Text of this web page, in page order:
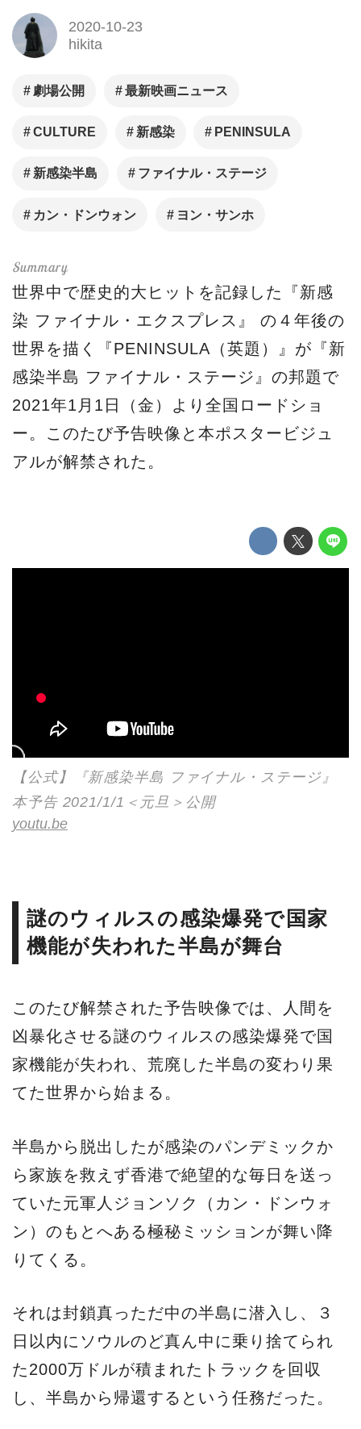
2020-10-23
hikita
劇場公開 最新映画ニュース
CULTURE 新感染 PENINSULA
新感染半島 ファイナル・ステージ
カン・ドンウォン ヨン・サンホ
世界中で歴史的大ヒットを記録した『新感
染 ファイナル・エクスプレス』 の４年後の
世界を描く『PENINSULA（英題）』が『新
感染半島 ファイナル・ステージ』の邦題で
2021年1月1日（金）より全国ロードショ
ー。このたび予告映像と本ポスタービジュ
アルが解禁された。
【公式】『新感染半島 ファイナル・ステージ』
本予告 2021/1/1＜元旦＞公開
youtu.be
謎のウィルスの感染爆発で国家
機能が失われた半島が舞台
このたび解禁された予告映像では、人間を
凶暴化させる謎のウィルスの感染爆発で国
家機能が失われ、荒廃した半島の変わり果
てた世界から始まる。
半島から脱出したが感染のパンデミックか
ら家族を救えず香港で絶望的な毎日を送っ
ていた元軍人ジョンソク（カン・ドンウォ
ン）のもとへある極秘ミッションが舞い降
りてくる。
それは封鎖真っただ中の半島に潜入し、３
日以内にソウルのど真ん中に乗り捨てられ
た2000万ドルが積まれたトラックを回収
し、半島から帰還するという任務だった。